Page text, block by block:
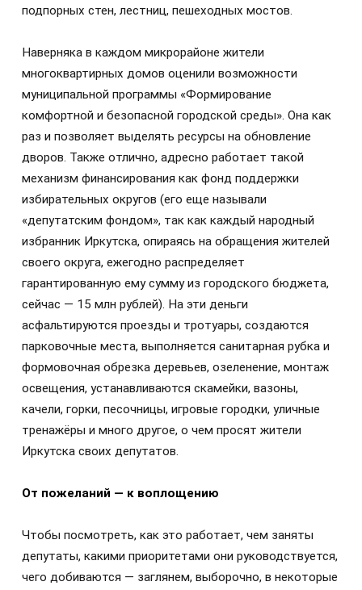
подпорных стен, лестниц, пешеходных мостов.
Наверняка в каждом микрорайоне жители
многоквартирных домов оценили возможности
муниципальной программы «Формирование
комфортной и безопасной городской среды». Она как
раз и позволяет выделять ресурсы на обновление
дворов. Также отлично, адресно работает такой
механизм финансирования как фонд поддержки
избирательных округов (его еще называли
«депутатским фондом», так как каждый народный
избранник Иркутска, опираясь на обращения жителей
своего округа, ежегодно распределяет
гарантированную ему сумму из городского бюджета,
сейчас — 15 млн рублей). На эти деньги
асфальтируются проезды и тротуары, создаются
парковочные места, выполняется санитарная рубка и
формовочная обрезка деревьев, озеленение, монтаж
освещения, устанавливаются скамейки, вазоны,
качели, горки, песочницы, игровые городки, уличные
тренажёры и много другое, о чем просят жители
Иркутска своих депутатов.
От пожеланий — к воплощению
Чтобы посмотреть, как это работает, чем заняты
депутаты, какими приоритетами они руководствуется,
чего добиваются — заглянем, выборочно, в некоторые